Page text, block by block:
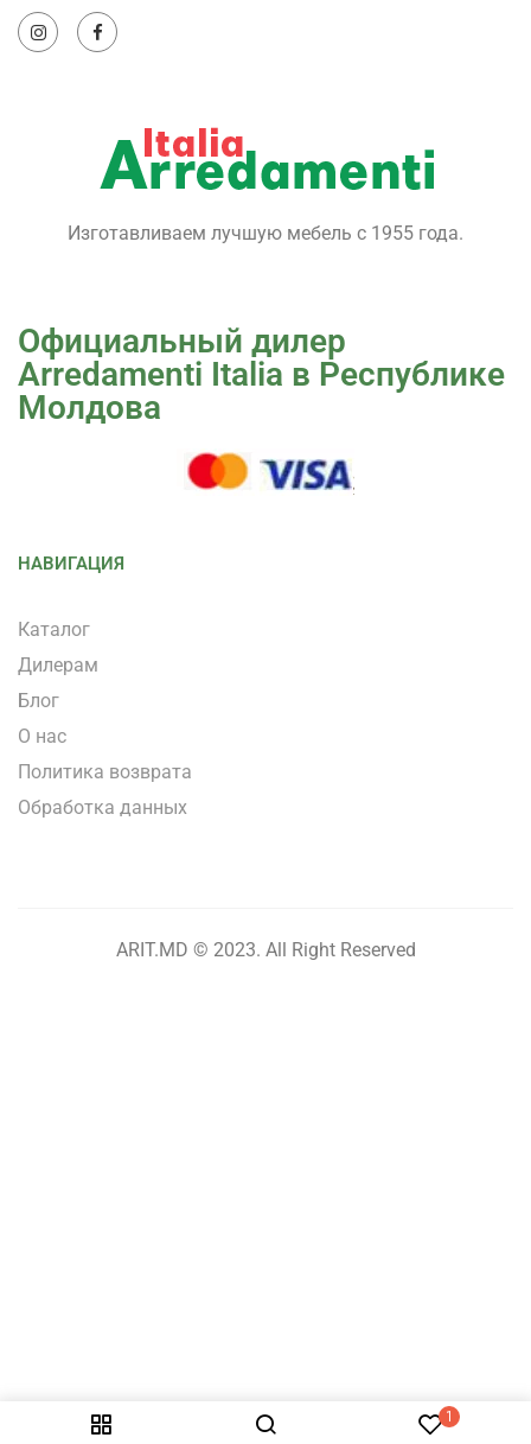
1
Изготавливаем лучшую мебель с 1955 года.
Официальный дилер
Arredamenti Italia в Республике
Молдова
НАВИГАЦИЯ
Каталог
Дилерам
Блог
О нас
Политика возврата
Обработка данных
ARIT.MD © 2023. All Right Reserved